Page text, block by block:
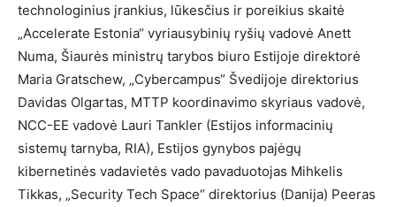
technologinius įrankius, lūkesčius ir poreikius skaitė
„Accelerate Estonia“ vyriausybinių ryšių vadovė Anett
Numa, Šiaurės ministrų tarybos biuro Estijoje direktorė
Maria Gratschew, „Cybercampus“ Švedijoje direktorius
Davidas Olgartas, MTTP koordinavimo skyriaus vadovė,
NCC-EE vadovė Lauri Tankler (Estijos informacinių
sistemų tarnyba, RIA), Estijos gynybos pajėgų
kibernetinės vadavietės vado pavaduotojas Mihkelis
Tikkas, „Security Tech Space“ direktorius (Danija) Peeras